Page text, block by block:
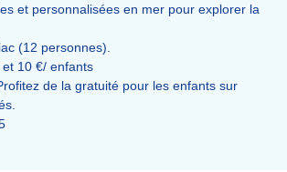
et personnalisées en mer pour explorer la
(12 personnes).
10 €/ enfants
de la gratuité pour les enfants sur